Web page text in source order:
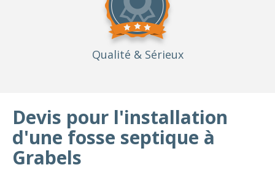
Qualité & Sérieux
Devis pour l'installation
d'une fosse septique à
Grabels